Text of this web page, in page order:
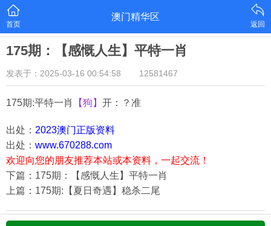
首页
澳门精华区
返回
175期：【感慨人生】平特一肖
发表于：2025-03-16 00:54:58 12581467
175期:平特一肖 【狗】 开：？准
出处： 2023澳门正版资料
出处： www.670288.com
欢迎向您的朋友推荐本站或本资料，一起交流！
下篇：175期：【感慨人生】平特一肖
上篇：175期:【夏日奇遇】稳杀二尾